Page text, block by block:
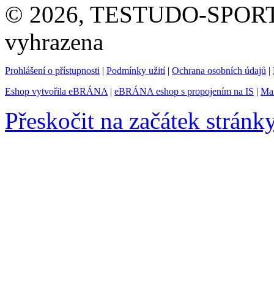
© 2026, TESTUDO-
vyhrazena
Prohlášení o přístupnosti | Podmínky užití| Ochrana osobních údajů |
Eshop vytvořila eBRÁNA | eBRÁNA eshop s propojením na IS |
Přeskočit na začátek